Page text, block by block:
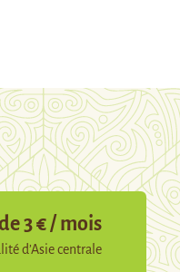
3 € / mois
d’Asie centrale